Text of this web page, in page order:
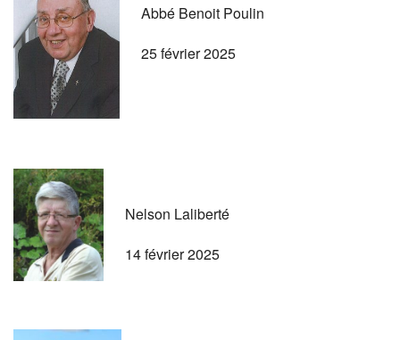
Abbé Benoit Poulin
25 février 2025
Nelson Laliberté
14 février 2025